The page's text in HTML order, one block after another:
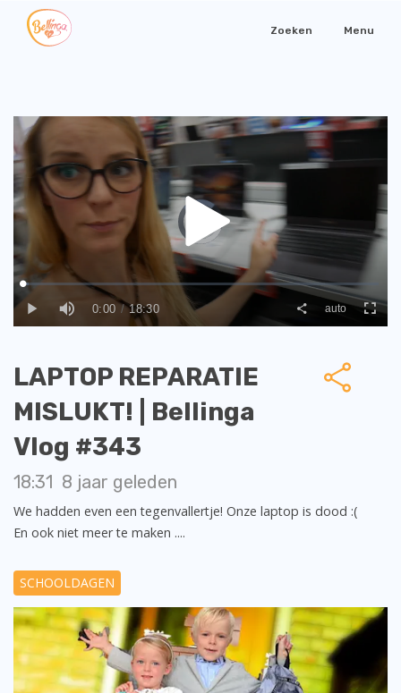
Zoeken Menu
LAPTOP REPARATIE
MISLUKT! | Bellinga
Vlog #343
18:31 8 jaar geleden
We hadden even een tegenvallertje! Onze laptop is dood :(
En ook niet meer te maken ....
SCHOOLDAGEN